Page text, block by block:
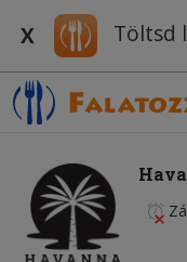
X Töltsd